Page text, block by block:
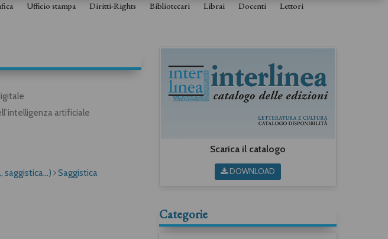
Ufficio stampa Diritti-Rights Bibliotecari Librai Docenti Lettori
artificiale
saggistica...)
Saggistica
Scarica il catalogo
DOWNLOAD
Categorie